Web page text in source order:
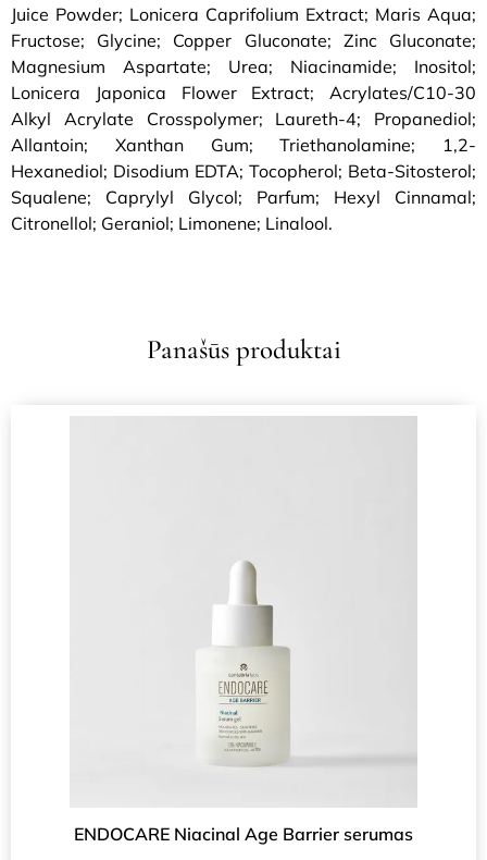
Juice Powder; Lonicera Caprifolium Extract; Maris Aqua;
Fructose; Glycine; Copper Gluconate; Zinc Gluconate;
Magnesium Aspartate; Urea; Niacinamide; Inositol;
Lonicera Japonica Flower Extract; Acrylates/C10-30
Alkyl Acrylate Crosspolymer; Laureth-4; Propanediol;
Allantoin; Xanthan Gum; Triethanolamine; 1,2-
Hexanediol; Disodium EDTA; Tocopherol; Beta-Sitosterol;
Squalene; Caprylyl Glycol; Parfum; Hexyl Cinnamal;
Citronellol; Geraniol; Limonene; Linalool.
Panašūs produktai
ENDOCARE Niacinal Age Barrier serumas